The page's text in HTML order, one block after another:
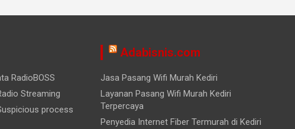
RadioBOSS
Streaming
process
Adabisnis.com
Jasa Pasang Wifi Murah Kediri
Layanan Pasang Wifi Murah Kediri
Terpercaya
Penyedia Internet Fiber Termurah di Kediri